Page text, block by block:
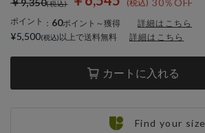
30％OFF
￥9,350
ポイント ： 60ポイント～獲得 詳細はこちら
カートに入れる
¥5,500 以上で送料無料 詳細はこちら
Find your size